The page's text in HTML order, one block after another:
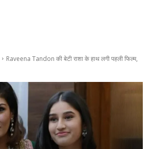
Raveena Tandon की बेटी राशा के हाथ लगी पहली फिल्म,